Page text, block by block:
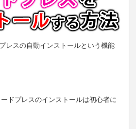
レスの自動インストールという機能
ドプレスのインストールは初心者に